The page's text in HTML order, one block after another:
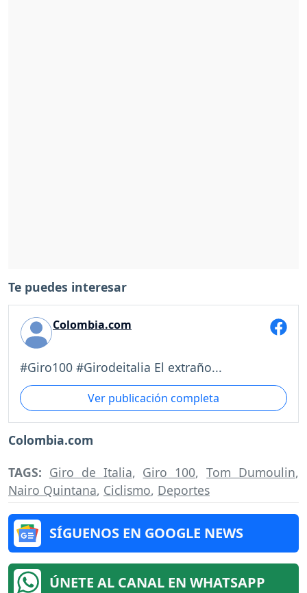
Te puedes interesar
Colombia.com
#Giro100 #Girodeitalia El extraño...
Ver publicación completa
Colombia.com
TAGS: Giro de Italia, Giro 100,Tom Dumoulin,
Nairo Quintana, Ciclismo, Deportes
SÍGUENOS EN GOOGLE NEWS
ÚNETE AL CANAL EN WHATSAPP